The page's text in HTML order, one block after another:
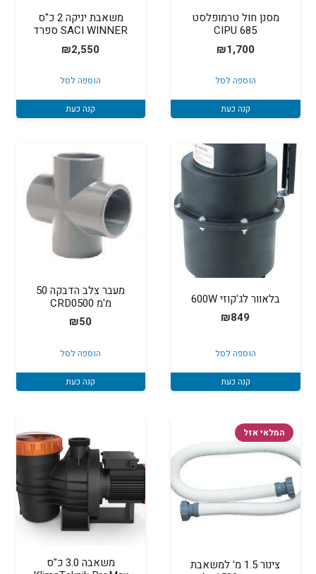
מסנן חול טרמופלסט
685 CIPU
₪1,700
הוספה לסל
קנה כעת
משאבת יניקה 2 כ"ס
SACI WINNER ספרד
₪2,550
הוספה לסל
קנה כעת
בלאוור לג'קוזי 600W
₪849
הוספה לסל
קנה כעת
מעבר צלב הדבקה 50
מ'מ CRD0500
₪50
הוספה לסל
קנה כעת
המלאי אזל
צינור 1.5 מ' למשאבת
משאבה 3.0 כ"ס